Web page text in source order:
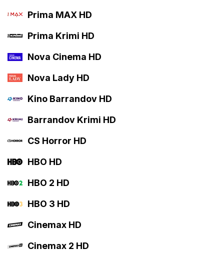
Prima MAX HD
Prima Krimi HD
Nova Cinema HD
Nova Lady HD
Kino Barrandov HD
Barrandov Krimi HD
CS Horror HD
HBO HD
HBO 2 HD
HBO 3 HD
Cinemax HD
Cinemax 2 HD